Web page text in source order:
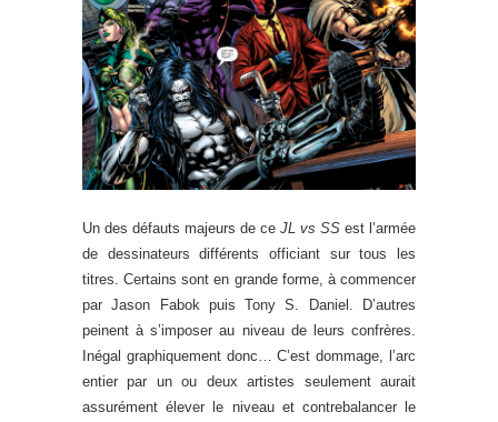
Un des défauts majeurs de ce JL vs SS est l’armée
de dessinateurs différents officiant sur tous les
titres. Certains sont en grande forme, à commencer
par Jason Fabok puis Tony S. Daniel. D’autres
peinent à s’imposer au niveau de leurs confrères.
Inégal graphiquement donc… C’est dommage, l’arc
entier par un ou deux artistes seulement aurait
assurément élever le niveau et contrebalancer le